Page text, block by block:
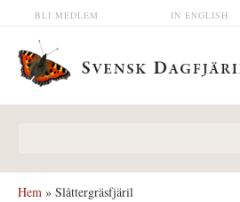
Hoppa till huvudinnehåll IN ENGLISH
BLI MEDLEM
Hem » Slåttergräsfjäril